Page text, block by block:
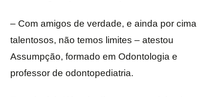
– Com amigos de verdade, e ainda por cima
talentosos, não temos limites – atestou
Assumpção, formado em Odontologia e
professor de odontopediatria.